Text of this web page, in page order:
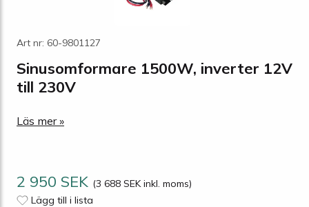
Art nr: 60-9801127
Sinusomformare 1500W, inverter 12V
till 230V
Läs mer »
2 950 SEK (3 688 SEK inkl. moms)
Lägg till i lista